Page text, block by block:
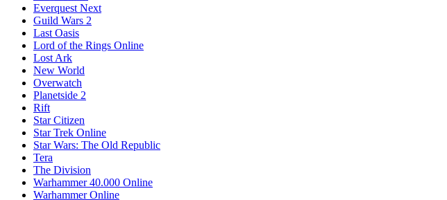
Everquest Next
Guild Wars 2
Last Oasis
Lord of the Rings Online
Lost Ark
New World
Overwatch
Planetside 2
Rift
Star Citizen
Star Trek Online
Star Wars: The Old Republic
Tera
The Division
Warhammer 40.000 Online
Warhammer Online